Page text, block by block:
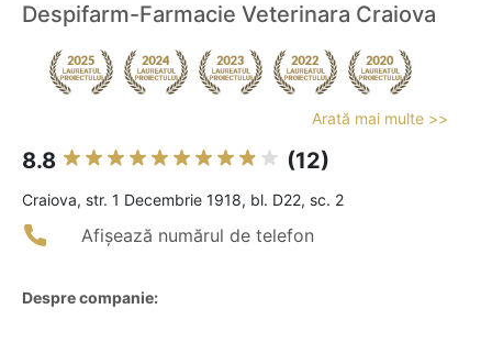
Despifarm-Farmacie Veterinara Craiova
Arată mai multe >>
8.8 (12)
Craiova, str. 1 Decembrie 1918, bl. D22, sc. 2
Afișează numărul de telefon
Despre companie: